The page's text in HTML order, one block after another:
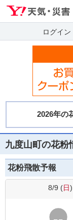
ログイン
九度山町の花粉
花粉飛散予報
8/9 (日)